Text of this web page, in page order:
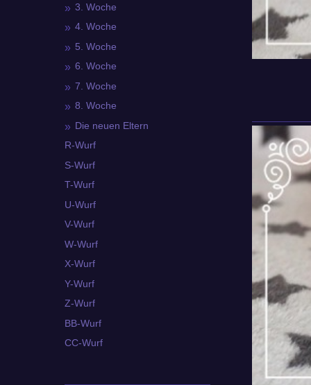
3. Woche
4. Woche
5. Woche
6. Woche
7. Woche
8. Woche
Die neuen Eltern
R-Wurf
S-Wurf
T-Wurf
U-Wurf
V-Wurf
W-Wurf
X-Wurf
Y-Wurf
Z-Wurf
BB-Wurf
CC-Wurf